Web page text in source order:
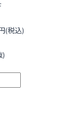
(税込)
)